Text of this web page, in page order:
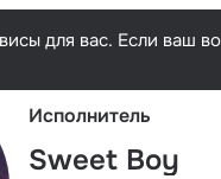
для вас. Если ваш
Исполнитель
Sweet Boy